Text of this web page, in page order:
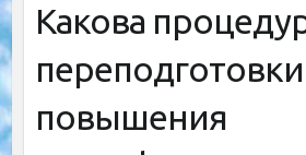
Какова
повышения